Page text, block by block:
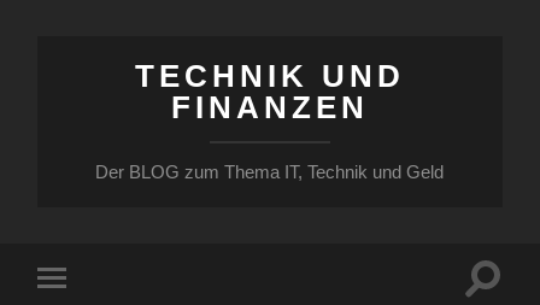
TECHNIK UND
FINANZEN
Der BLOG zum Thema IT, Technik und Geld